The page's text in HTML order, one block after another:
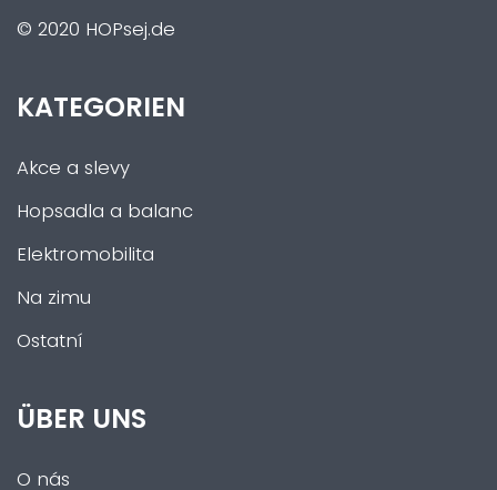
© 2020 HOPsej.de
KATEGORIEN
Akce a slevy
Hopsadla a balanc
Elektromobilita
Na zimu
Ostatní
ÜBER UNS
O nás